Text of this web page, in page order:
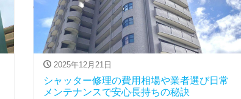
2025年12月21日
シャッター修理の費用相場や業者選び日常
メンテナンスで安心長持ちの秘訣